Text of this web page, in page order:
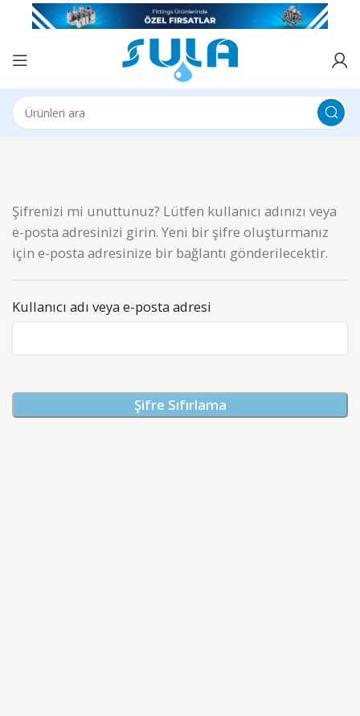
Şifrenizi mi unuttunuz? Lütfen kullanıcı adınızı veya
e-posta adresinizi girin. Yeni bir şifre oluşturmanız
için e-posta adresinize bir bağlantı gönderilecektir.
Kullanıcı adı veya e-posta adresi
Şifre Sıfırlama